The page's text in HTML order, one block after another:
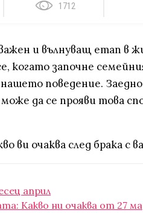
1712
и вълнуващ етап в
когато започне
поведение.
може да се прояви това
ви очаква след брака с
април
Какво ни очаква от 27